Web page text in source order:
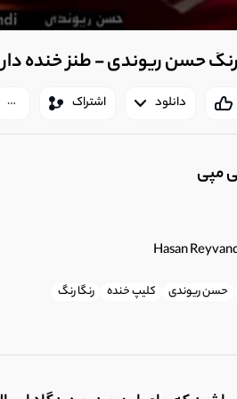
حسن ریوندی - طنز خنده
دانلود اشتراک
مپی
Hasan
حسن ریوندی کلیپ خنده رنگا رنگ